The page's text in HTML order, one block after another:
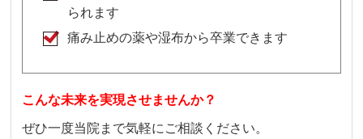
られます
痛み止めの薬や湿布から卒業できます
こんな未来を実現させませんか？
ぜひ一度当院まで気軽にご相談ください。